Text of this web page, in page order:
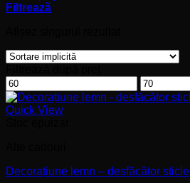
Filtrează
Preț
minim
Preț
maxim
Quick View
Decorațiune lemn – desfăcător sticle